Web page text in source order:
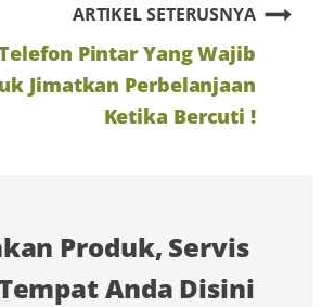
Produk, Servis
Anda Disini
ARTIKEL SETERUSNYA
Pintar Yang Wajib
Jimatkan Perbelanjaan
Ketika Bercuti !